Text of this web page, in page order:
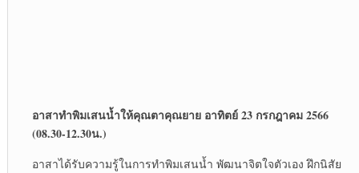
อาสาทำพิมเสนน้ำให้คุณตาคุณยาย อาทิตย์ 23 กรกฎาคม 2566
(08.30-12.30น.)
อาสาได้รับความรู้ในการทำพิมเสนน้ำ พัฒนาจิตใจตัวเอง ฝึกนิสัย